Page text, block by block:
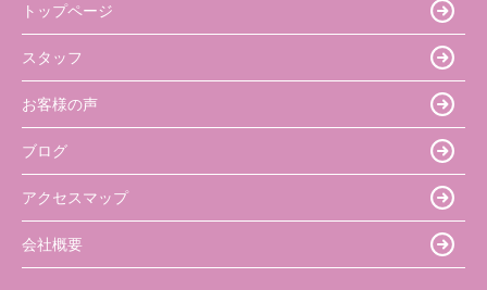
トップページ
スタッフ
お客様の声
ブログ
アクセスマップ
会社概要